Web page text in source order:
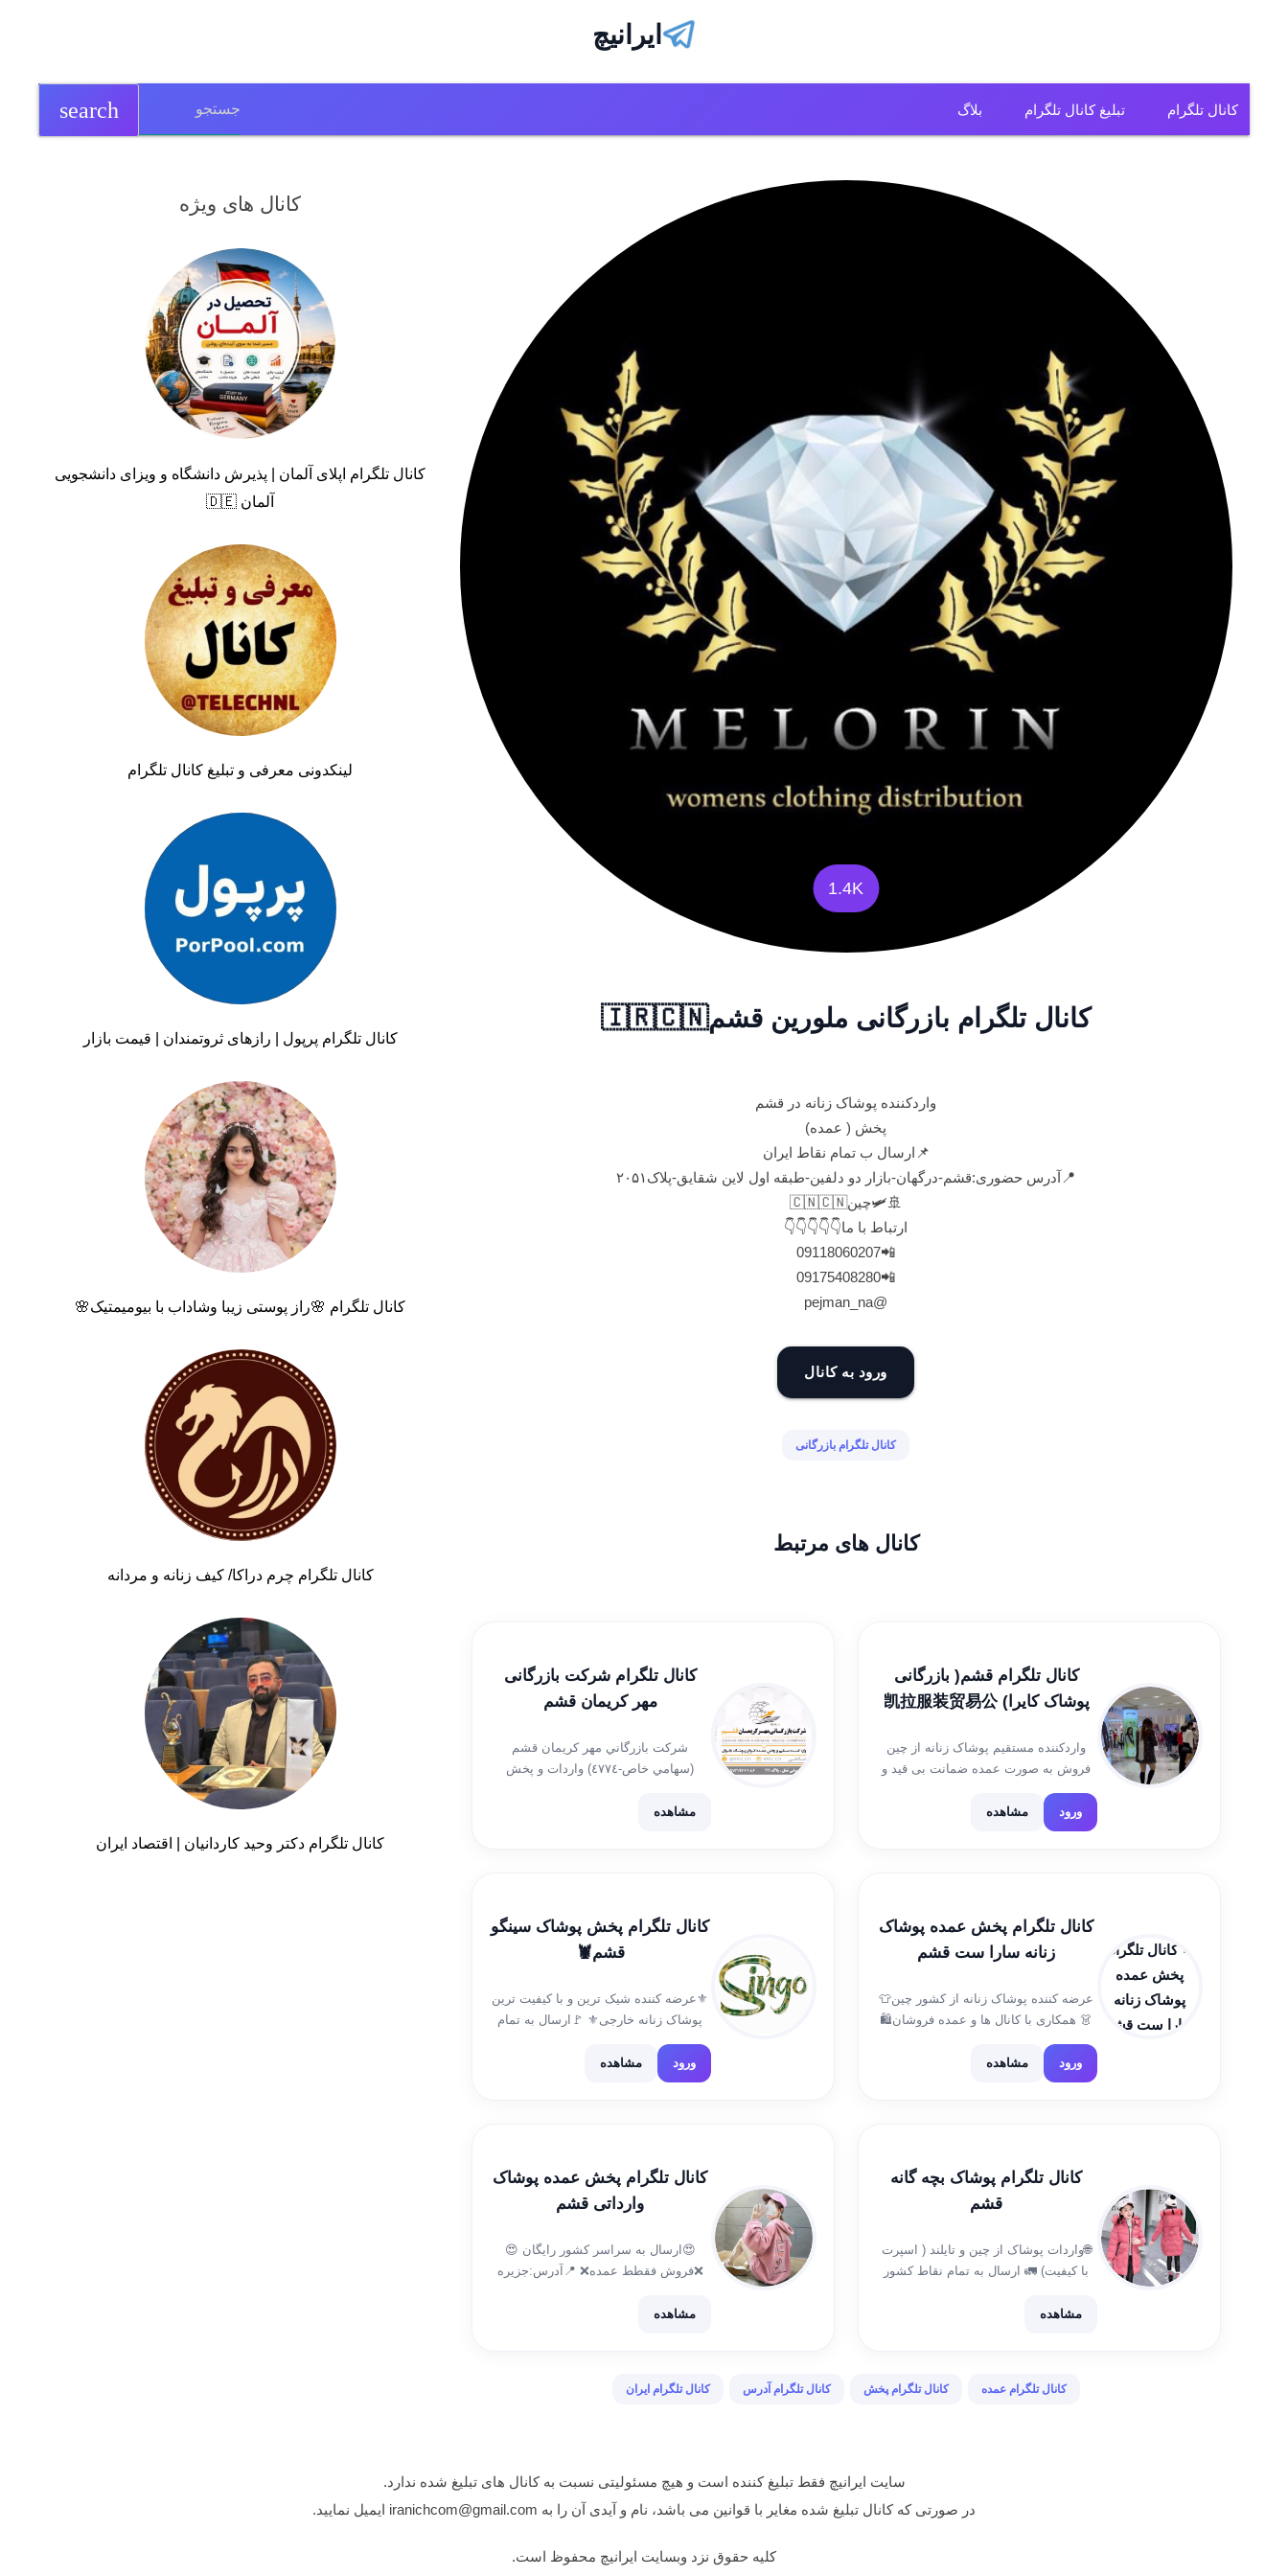
ایرانیچ
کانال تلگرام
کانال تلگرام ریمیکس
کانال تلگرام لباس
کانال تلگرام تولیدی
کانال تلگرام فروشگاه
تبلیغ کانال تلگرام بلاگ search
1.4K
کانال تلگرام بازرگانی ملورین قشم🇮🇷🇨🇳
واردکننده پوشاک زنانه در قشم
پخش ( عمده)
📌ارسال ب تمام نقاط ایران
📍آدرس حضوری:قشم-درگهان-بازار دو دلفین-طبقه اول لاین شقایق-پلاک۲۰۵۱
🚢🛩چین🇨🇳🇨🇳
ارتباط با ما👇👇👇👇👇
📲09118060207
📲09175408280
@pejman_na
ورود به کانال
کانال تلگرام بازرگانی
کانال های مرتبط
کانال تلگرام قشم( بازرگانی
پوشاک کایرا) 凯拉服装贸易公
واردکننده مستقیم پوشاک زنانه از چین
فروش به صورت عمده ضمانت بی قید و
مرکزی‌: درگهانِ قشم‌، پاساژ قصر، طبقه
ورود مشاهده
کانال تلگرام شركت بازرگانی
مهر کریمان قشم
شركت بازرگاني مهر كريمان قشم
(سهامي خاص-٤٧٧٤) واردات و پخش
مشاهده
کانال تلگرام پخش عمده پوشاک
زنانه سارا ست قشم
عرضه کننده پوشاک زنانه از کشور چین👕
👗 همکاری با کانال ها و عمده فروشان🛍
🛍 آدرس: درگهان پاساژ دو دلفین طبقه
ورود مشاهده
کانال تلگرام پخش پوشاک سینگو
قشم🦞
⚜️عرضه کننده شیک ترین و با کیفیت ترین
پوشاک زنانه خارجی⚜️ 🚩ارسال به تمام
نقاط ایران جزیره قشم – شهر درگهان 📌
🚩جهت سفارش👇 09176080187 […]
ورود مشاهده
کانال تلگرام پوشاک بچه گانه
قشم
🌐واردات پوشاک از چین و تایلند ( اسپرت
با کیفیت) 🚛 ارسال به تمام نقاط كشور
↩آدرس:جزيره.قشم.درگهان.بازارقديم.كوچه
مشاهده
کانال تلگرام پخش عمده پوشاک
وارداتی قشم
😍ارسال به سراسر کشور رایگان 😍
❌فروش فقطط عمده❌ 📍آدرس:جزیره
مشاهده
کانال تلگرام عمده کانال تلگرام پخش کانال تلگرام آدرس کانال تلگرام ایران
کانال های ویژه
کانال تلگرام اپلای آلمان | پذیرش دانشگاه و ویزای دانشجویی
آلمان 🇩🇪
لینکدونی معرفی و تبلیغ کانال تلگرام
کانال تلگرام پرپول | رازهای ثروتمندان | قیمت بازار
کانال تلگرام 🌸راز پوستی زیبا وشاداب با بیومیمتیک🌸
کانال تلگرام چرم دراکا/ کیف زنانه و مردانه
کانال تلگرام دکتر وحید کاردانیان | اقتصاد ایران
سایت ایرانیچ فقط تبلیغ کننده است و هیچ مسئولیتی نسبت به کانال های تبلیغ شده ندارد.
در صورتی که کانال تبلیغ شده مغایر با قوانین می باشد، نام و آیدی آن را به iranichcom@gmail.com ایمیل نمایید.
کلیه حقوق نزد وبسایت ایرانیچ محفوظ است.